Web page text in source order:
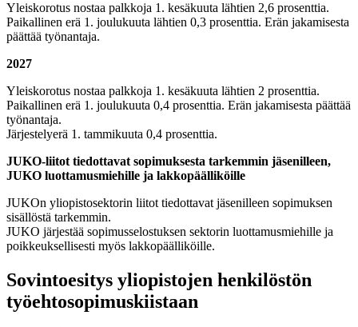
Yleiskorotus nostaa palkkoja 1. kesäkuuta lähtien 2,6 prosenttia.
Paikallinen erä 1. joulukuuta lähtien 0,3 prosenttia. Erän jakamisesta
päättää työnantaja.
2027
Yleiskorotus nostaa palkkoja 1. kesäkuuta lähtien 2 prosenttia.
Paikallinen erä 1. joulukuuta 0,4 prosenttia. Erän jakamisesta päättää
työnantaja.
Järjestelyerä 1. tammikuuta 0,4 prosenttia.
JUKO-liitot tiedottavat sopimuksesta tarkemmin jäsenilleen,
JUKO luottamusmiehille ja lakkopäälliköille
JUKOn yliopistosektorin liitot tiedottavat jäsenilleen sopimuksen
sisällöstä tarkemmin.
JUKO järjestää sopimusselostuksen sektorin luottamusmiehille ja
poikkeuksellisesti myös lakkopäälliköille.
Sovintoesitys yliopistojen henkilöstön
työehtosopimuskiistaan